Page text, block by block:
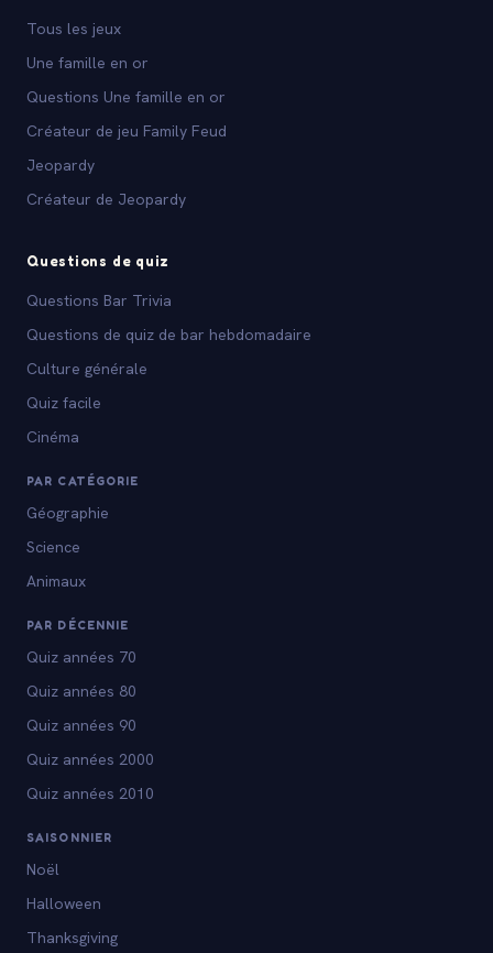
Tous les jeux
Une famille en or
Questions Une famille en or
Créateur de jeu Family Feud
Jeopardy
Créateur de Jeopardy
Questions de quiz
Questions Bar Trivia
Questions de quiz de bar hebdomadaire
Culture générale
Quiz facile
Cinéma
PAR CATÉGORIE
Géographie
Science
Animaux
PAR DÉCENNIE
Quiz années 70
Quiz années 80
Quiz années 90
Quiz années 2000
Quiz années 2010
SAISONNIER
Noël
Halloween
Thanksgiving